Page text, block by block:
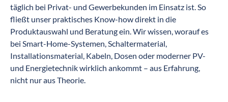
täglich bei Privat- und Gewerbekunden im Einsatz ist. So
fließt unser praktisches Know-how direkt in die
Produktauswahl und Beratung ein. Wir wissen, worauf es
bei Smart-Home-Systemen, Schaltermaterial,
Installationsmaterial, Kabeln, Dosen oder moderner PV-
und Energietechnik wirklich ankommt – aus Erfahrung,
nicht nur aus Theorie.